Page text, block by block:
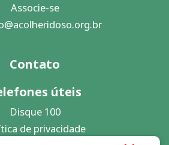
Associe-se
Contato
úteis
Disque 100
de privacidade